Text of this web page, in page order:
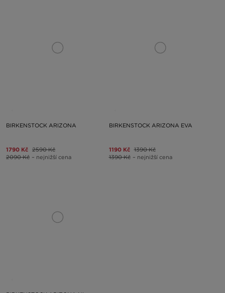
BIRKENSTOCK ARIZONA
1790 Kč 2590 Kč
2090 Kč – nejnižší cena
BIRKENSTOCK ARIZONA EVA
1190 Kč 1390 Kč
1390 Kč – nejnižší cena